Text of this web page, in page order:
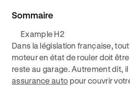
Sommaire
Example H2
Dans la législation française,
moteur en état de rouler doit être
reste au garage. Autrement dit,
assurance auto pour couvrir